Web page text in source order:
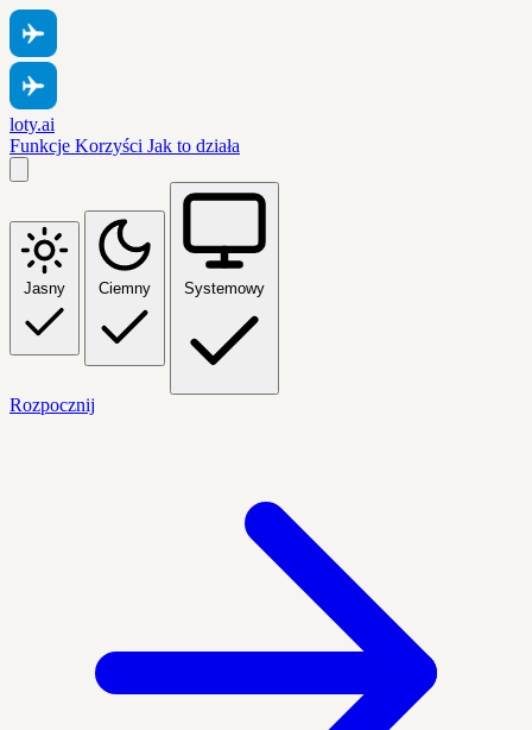
loty.ai
Funkcje Korzyści Jak to działa
Jasny Ciemny Systemowy
Rozpocznij